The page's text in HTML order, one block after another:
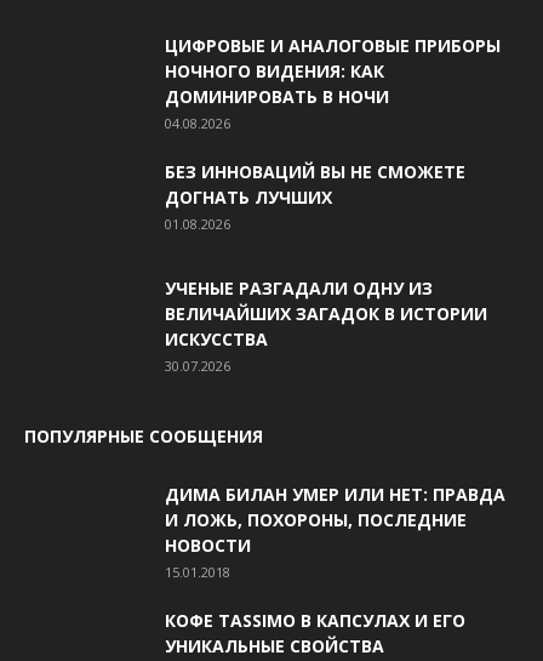
ЦИФРОВЫЕ И АНАЛОГОВЫЕ ПРИБОРЫ
НОЧНОГО ВИДЕНИЯ: КАК
ДОМИНИРОВАТЬ В НОЧИ
04.08.2026
БЕЗ ИННОВАЦИЙ ВЫ НЕ СМОЖЕТЕ
ДОГНАТЬ ЛУЧШИХ
01.08.2026
УЧЕНЫЕ РАЗГАДАЛИ ОДНУ ИЗ
ВЕЛИЧАЙШИХ ЗАГАДОК В ИСТОРИИ
ИСКУССТВА
30.07.2026
ПОПУЛЯРНЫЕ СООБЩЕНИЯ
ДИМА БИЛАН УМЕР ИЛИ НЕТ: ПРАВДА
И ЛОЖЬ, ПОХОРОНЫ, ПОСЛЕДНИЕ
НОВОСТИ
15.01.2018
КОФЕ TASSIMO В КАПСУЛАХ И ЕГО
УНИКАЛЬНЫЕ СВОЙСТВА